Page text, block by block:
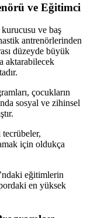
ve Eğitimci
ve baş
antrenörlerinden
düzeyde büyük
aktarabilecek
çocukların
sosyal ve zihinsel
için oldukça
eğitimlerin
en yüksek